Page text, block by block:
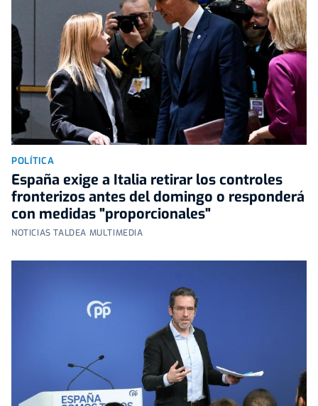
POLÍTICA
España exige a Italia retirar los controles
fronterizos antes del domingo o responderá
con medidas "proporcionales"
NOTICIAS TALDEA MULTIMEDIA